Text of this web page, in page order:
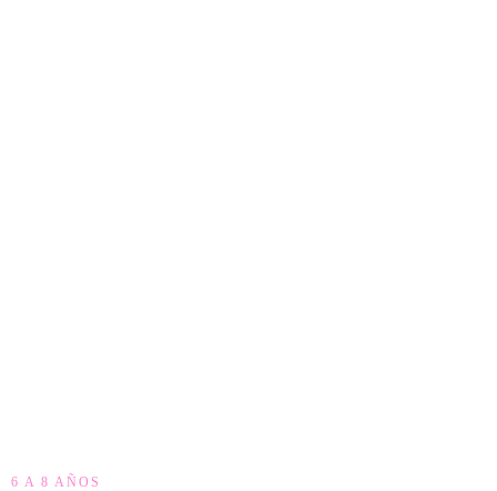
6 A 8 AÑOS